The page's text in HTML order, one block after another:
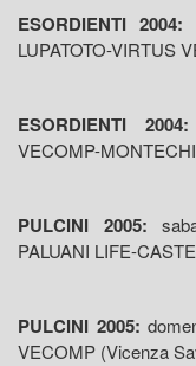
ESORDIENTI 2004:
LUPATOTO-VIRTUS
ESORDIENTI 2004:
VECOMP-
PULCINI 2005:
PALUANI LIFE-
PULCINI 2005:
VECOMP (Vicenza